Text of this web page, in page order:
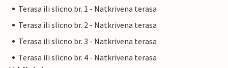
Terasa ili slicno br. 1 - Natkrivena terasa
Terasa ili slicno br. 2 - Natkrivena terasa
Terasa ili slicno br. 3 - Natkrivena terasa
Terasa ili slicno br. 4 - Natkrivena terasa